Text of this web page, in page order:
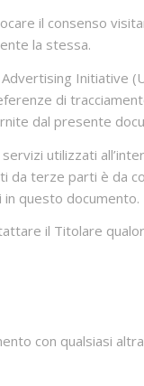
il consenso
la stessa.
Initiative
di
dal presente
utilizzati
da terze parti è da
questo documento.
il Titolare
con qualsiasi